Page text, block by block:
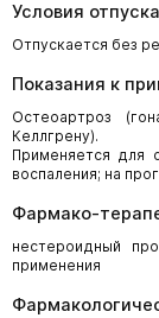
Условия отпуска
Отпускается без
Показания к
Остеоартроз
Келлгрену).
Применяется для
воспаления; на
Фармако-
нестероидный
применения